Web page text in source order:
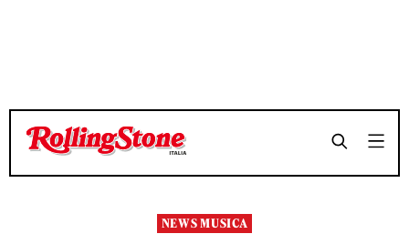
TEMPO DI LETTURA 4 MINUTI SHARE
TEMPO DI LETTURA 4 MINUTI SHARE
NEWS MUSICA